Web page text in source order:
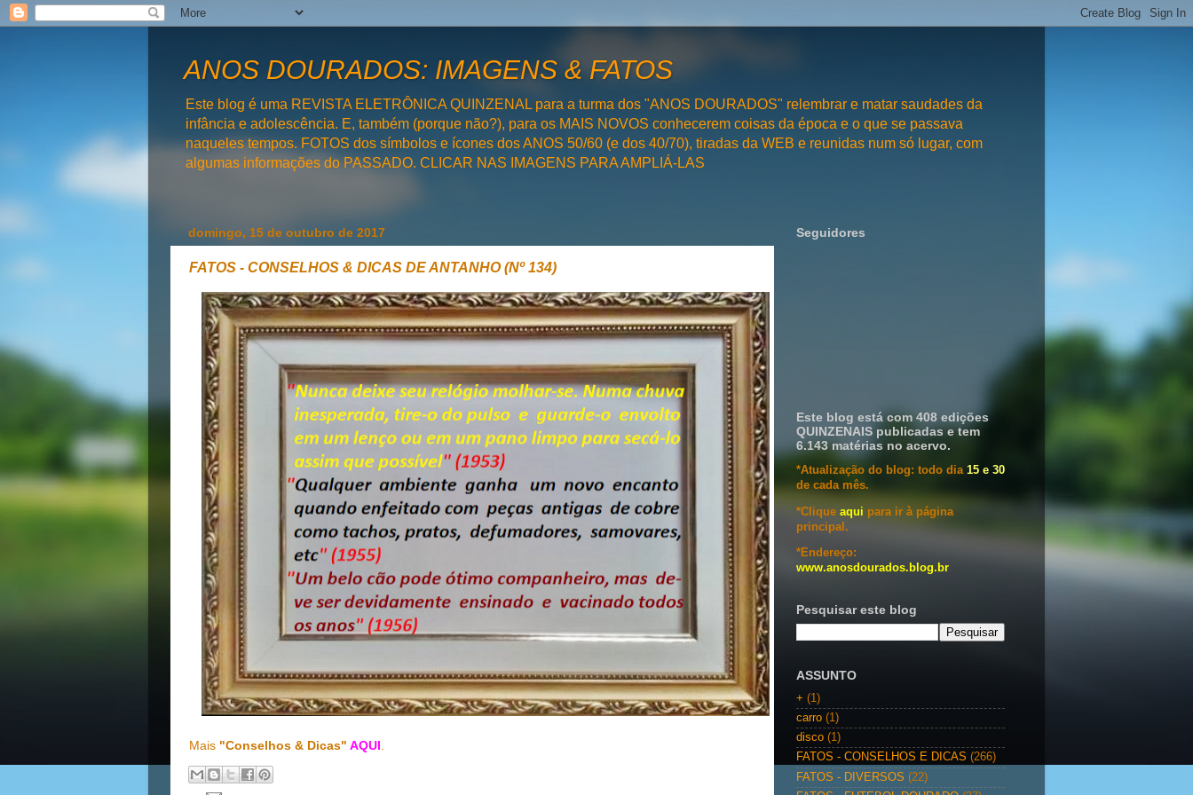
ANOS DOURADOS: IMAGENS & FATOS
Este blog é uma REVISTA ELETRÔNICA QUINZENAL para a turma dos "ANOS DOURADOS" relembrar e matar saudades da
infância e adolescência. E, também (porque não?), para os MAIS NOVOS conhecerem coisas da época e o que se passava
naqueles tempos. FOTOS dos símbolos e ícones dos ANOS 50/60 (e dos 40/70), tiradas da WEB e reunidas num só lugar, com
algumas informações do PASSADO. CLICAR NAS IMAGENS PARA AMPLIÁ-LAS
domingo, 15 de outubro de 2017
FATOS - CONSELHOS & DICAS DE ANTANHO (Nº 134)
Mais "Conselhos & Dicas" AQUI.
Seguidores
Este blog está com 408 edições
QUINZENAIS publicadas e tem
6.143 matérias no acervo.
*Atualização do blog: todo dia 15 e 30
de cada mês.
*Clique aqui para ir à página
principal.
*Endereço:
www.anosdourados.blog.br
Pesquisar este blog
ASSUNTO
+ (1)
carro (1)
disco (1)
FATOS - CONSELHOS E DICAS (266)
FATOS - DIVERSOS (22)